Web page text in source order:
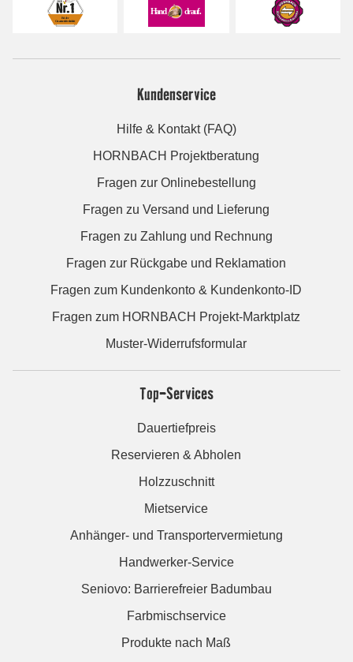
Kundenservice
Hilfe & Kontakt (FAQ)
HORNBACH Projektberatung
Fragen zur Onlinebestellung
Fragen zu Versand und Lieferung
Fragen zu Zahlung und Rechnung
Fragen zur Rückgabe und Reklamation
Fragen zum Kundenkonto & Kundenkonto-ID
Fragen zum HORNBACH Projekt-Marktplatz
Muster-Widerrufsformular
Top-Services
Dauertiefpreis
Reservieren & Abholen
Holzzuschnitt
Mietservice
Anhänger- und Transportervermietung
Handwerker-Service
Seniovo: Barrierefreier Badumbau
Farbmischservice
Produkte nach Maß